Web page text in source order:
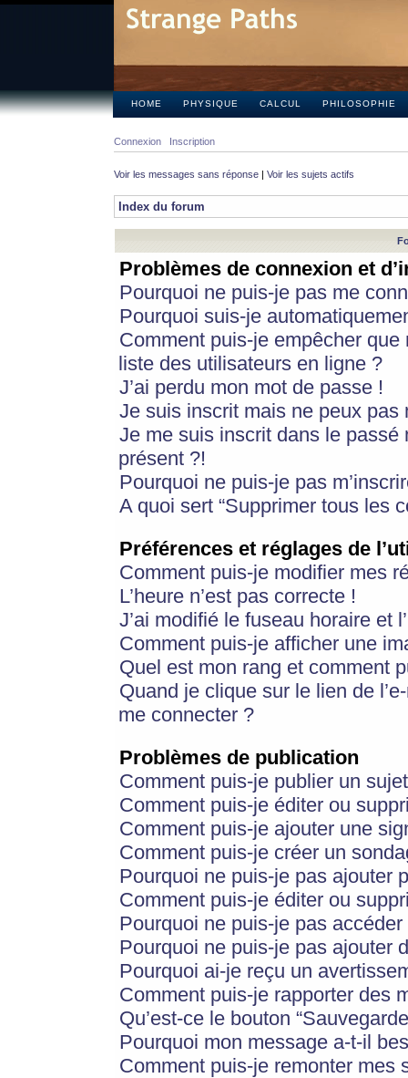
HOME PHYSIQUE CALCUL PHILOSOPHIE
Connexion Inscription
Voir les messages sans réponse | Voir les sujets actifs
Index du forum
Problèmes de connexion et
Pourquoi ne puis-je pas me
Pourquoi suis-je
Comment puis-je empêcher
liste des utilisateurs en ligne ?
J’ai perdu mon mot de passe !
Je suis inscrit mais ne peux pas
Je me suis inscrit dans le
présent ?!
Pourquoi ne puis-je pas
A quoi sert “Supprimer tous les
Préférences et réglages de
Comment puis-je modifier mes
L’heure n’est pas correcte !
J’ai modifié le fuseau horaire et
Comment puis-je afficher une
Quel est mon rang et comment
Quand je clique sur le lien de
me connecter ?
Problèmes de publication
Comment puis-je publier un
Comment puis-je éditer ou
Comment puis-je ajouter une
Comment puis-je créer un
Pourquoi ne puis-je pas ajouter
Comment puis-je éditer ou
Pourquoi ne puis-je pas
Pourquoi ne puis-je pas ajouter
Pourquoi ai-je reçu un
Comment puis-je rapporter des
Qu’est-ce le bouton
Pourquoi mon message a-t-il
Comment puis-je remonter mes